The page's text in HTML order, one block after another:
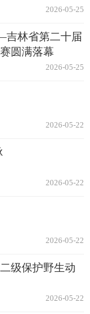
2026-05-25
林省第二十届
圆满落幕
2026-05-25
2026-05-22
2026-05-22
2026-05-22
级保护野生动
2026-05-22